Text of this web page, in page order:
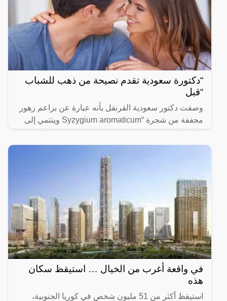
“دكتورة سعودية تقدم نصيحة من ذهب للشباب
“قبل
وصفت دكتور سعودية القرنفل بأنه عبارة عن براعم زهور
مجففة من شجرة “Syzygium aromaticum وينتمي إلى
ينمو في
في واقعة أغرب من الخيال … استيقظ سكان
هذه
استيقظ أكثر من 51 مليون شخص في كوريا الجنوبية،